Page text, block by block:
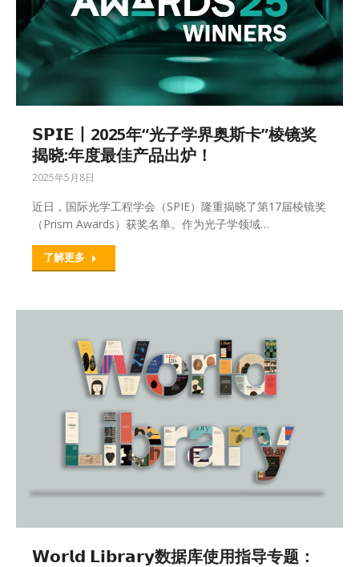
𝗦𝗣𝗜𝗘丨2025年“光子学界奥斯卡”棱镜奖
揭晓:年度最佳产品出炉！
2025年5月8日
近日，国际光学工程学会（SPIE）隆重揭晓了第17届棱镜奖
（Prism Awards）获奖名单。作为光子学领域…
了解更多
𝗪𝗼𝗿𝗹𝗱 𝗟𝗶𝗯𝗿𝗮𝗿𝘆数据库使用指导专题：